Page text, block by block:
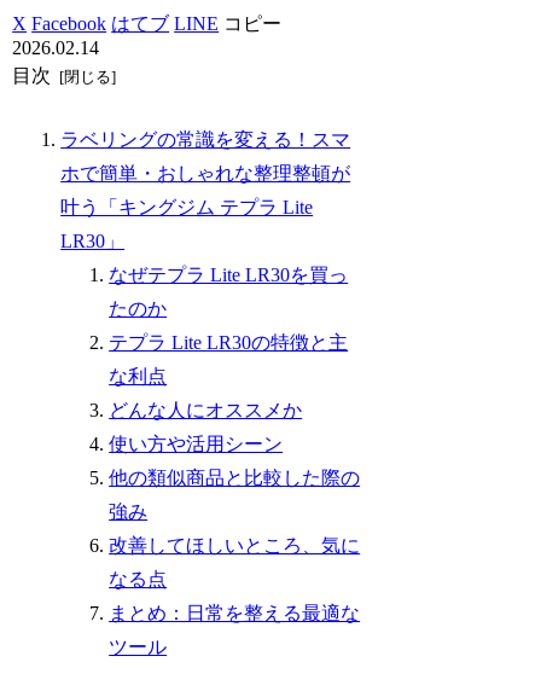
X Facebook はてブ LINE コピー
2026.02.14
目次
ラベリングの常識を変える！スマ
ホで簡単・おしゃれな整理整頓が
叶う「キングジム テプラ Lite
LR30」
なぜテプラ Lite LR30を買っ
たのか
テプラ Lite LR30の特徴と主
な利点
どんな人にオススメか
使い方や活用シーン
他の類似商品と比較した際の
強み
改善してほしいところ、気に
なる点
まとめ：日常を整える最適な
ツール